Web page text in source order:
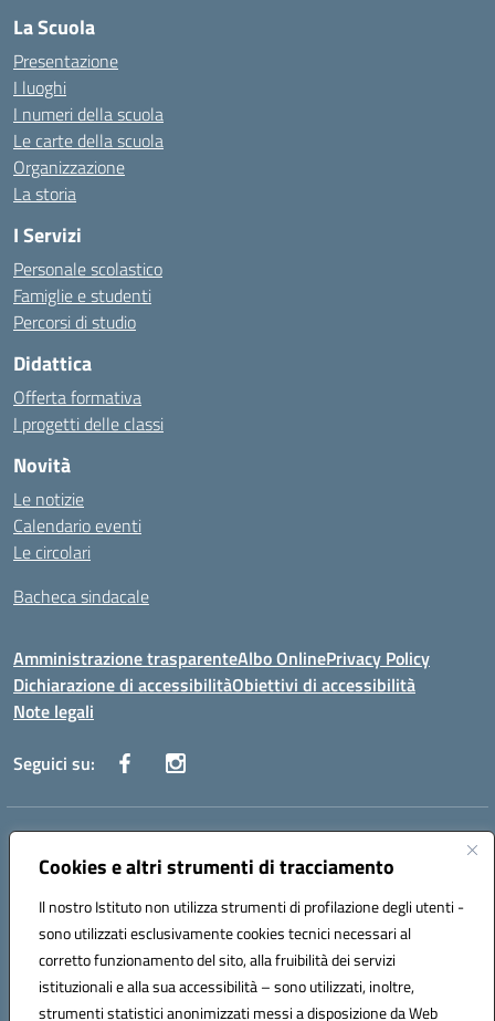
Cookies e altri strumenti di tracciamento
Il nostro Istituto non utilizza strumenti di profilazione degli utenti -
sono utilizzati esclusivamente cookies tecnici necessari al
corretto funzionamento del sito, alla fruibilità dei servizi
istituzionali e alla sua accessibilità – sono utilizzati, inoltre,
strumenti statistici anonimizzati messi a disposizione da Web
La Scuola
Presentazione
I luoghi
I numeri della scuola
Le carte della scuola
Organizzazione
La storia
I Servizi
Personale scolastico
Famiglie e studenti
Percorsi di studio
Didattica
Offerta formativa
I progetti delle classi
Novità
Le notizie
Calendario eventi
Le circolari
Bacheca sindacale
Amministrazione trasparenteAlbo OnlinePrivacy Policy
Dichiarazione di accessibilitàObiettivi di accessibilità
Note legali
Seguici su:
Indirizzo:
Centralino:0924 534873 Salemi - 0924534879 Partanna
Posta elettronica certificata (PEC):tpis002005@pec.istruzione.it
Codice fiscale: 90000320813
Codice meccanografico: TPIS002005